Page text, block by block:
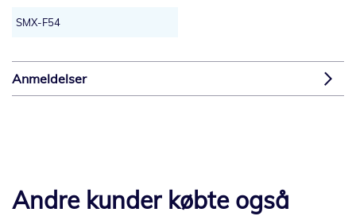
SMX-F54
Anmeldelser
Andre kunder købte også